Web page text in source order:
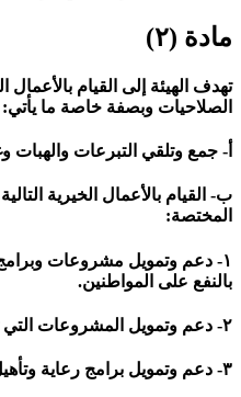
مادة (٢)
تهدف الهيئة إلى القيام
الصلاحيات وبصفة خاصة ما يأتي:
أ- جمع وتلقي التبرعات
ب- القيام بالأعمال الخيرية
المختصة:
١- دعم وتمويل مشروعات وبرامج
بالنفع على المواطنين.
٢- دعم وتمويل المشروعات التي ترعى الطفولة أو الأيتام أو العجزة.
٣- دعم وتمويل برامج رعاية وتأهيل المعوقين.